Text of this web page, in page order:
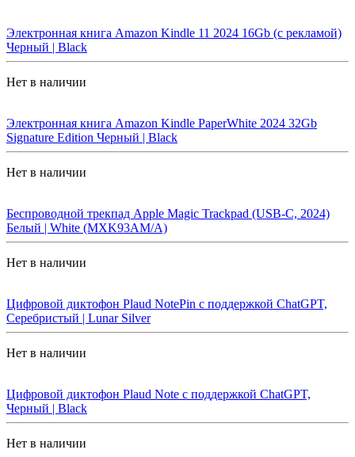
Электронная книга Amazon Kindle 11 2024 16Gb (с рекламой)
Черный | Black
Нет в наличии
Электронная книга Amazon Kindle PaperWhite 2024 32Gb
Signature Edition Черный | Black
Нет в наличии
Беспроводной трекпад Apple Magic Trackpad (USB-C, 2024)
Белый | White (MXK93AM/A)
Нет в наличии
Цифровой диктофон Plaud NotePin с поддержкой ChatGPT,
Серебристый | Lunar Silver
Нет в наличии
Цифровой диктофон Plaud Note с поддержкой ChatGPT,
Черный | Black
Нет в наличии